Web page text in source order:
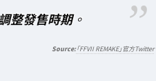
整發售時期。
「FFVII REMAKE」官方Twitter